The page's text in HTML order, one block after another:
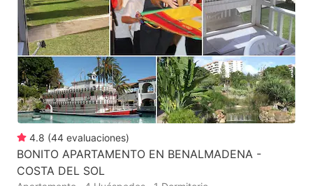
4.8 (44 evaluaciones)
BONITO APARTAMENTO EN BENALMADENA -
COSTA DEL SOL